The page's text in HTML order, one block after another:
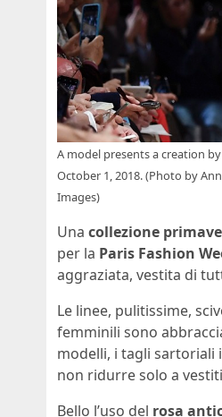
A model presents a creation
October 1, 2018. (Photo by
Images)
Una collezione
per la Paris Fashion
aggraziata, vestita di
Le linee, pulitissime,
femminili sono
modelli, i tagli sartoriali
non ridurre solo a
Bello l’uso del rosa